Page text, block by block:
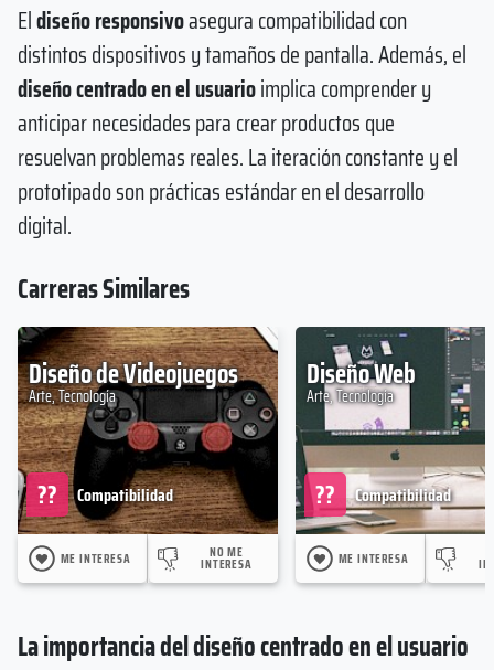
Eldiseño responsivoasegura compatibilidad con
distintos dispositivos y tamaños de pantalla. Además, el
diseño centrado en el usuarioimplica comprender y
anticipar necesidades para crear productos que
resuelvan problemas reales. La iteración constante y el
prototipado son prácticas estándar en el desarrollo
digital.
Carreras Similares
Diseño de Videojuegos
Arte, Tecnología
Compatibilidad
??
ME INTERESA NO ME
INTERESA
Diseño Web
Arte, Tecnología
Compatibilidad
??
ME INTERESA
La importancia del diseño centrado en el usuario